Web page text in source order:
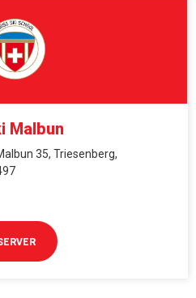
Malbun
35, Triesenberg,